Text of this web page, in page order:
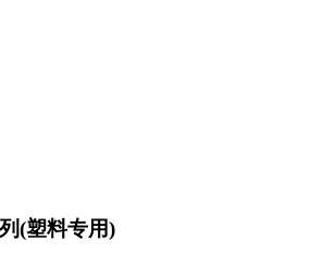
(塑料专用)